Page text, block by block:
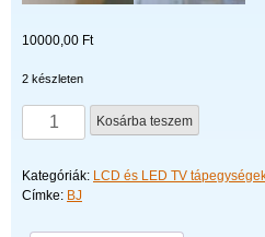
10000,00 Ft
2 készleten
BN44-
Kosárba teszem
Kategóriák: LCD és LED TV
Címke: BJ